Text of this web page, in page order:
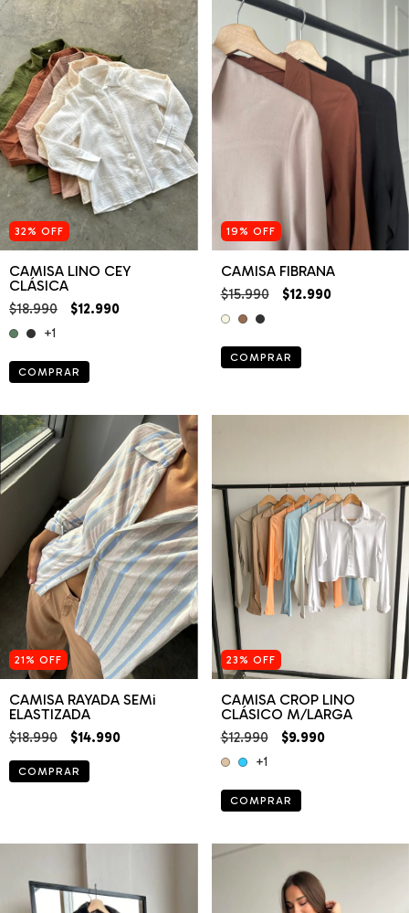
32% OFF
CAMISA LINO CEY
CLÁSICA
$18.990 $12.990
+1
COMPRAR
19% OFF
CAMISA FIBRANA
$15.990 $12.990
COMPRAR
21% OFF
CAMISA RAYADA SEMi
ELASTIZADA
$18.990 $14.990
COMPRAR
23% OFF
CAMISA CROP LINO
CLÁSICO M/LARGA
$12.990 $9.990
+1
COMPRAR